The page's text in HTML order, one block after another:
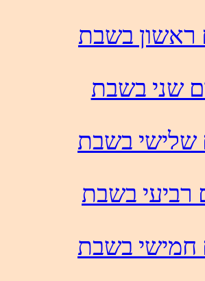
ראשון בשבת
שני בשבת
שלישי בשבת
רביעי בשבת
חמישי בשבת